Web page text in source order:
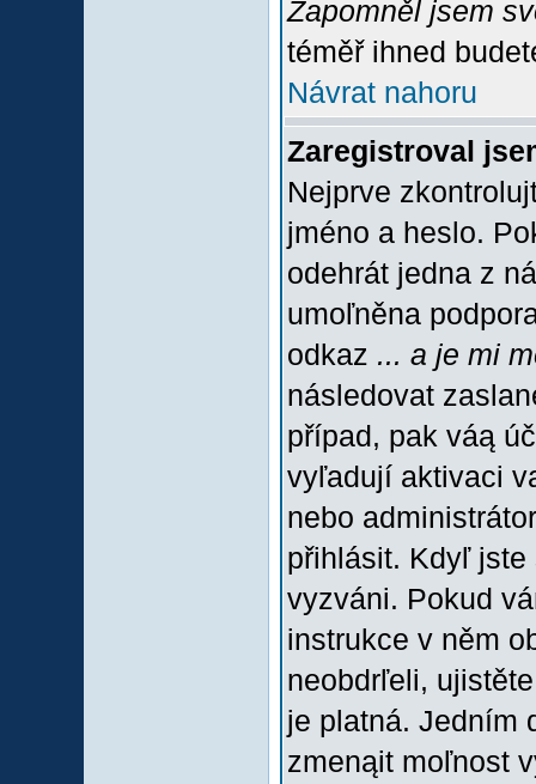
Zapomněl jsem
téměř ihned
Návrat nahoru
Zaregistroval
Nejprve
jméno a heslo.
odehrát jedna z
umoľněna
odkaz ... a je mi
následovat
případ, pak váą
vyľadují aktivaci
nebo
přihlásit. Kdyľ
vyzváni. Pokud
instrukce v něm
neobdrľeli,
je platná. Jedním
zmenąit moľnost